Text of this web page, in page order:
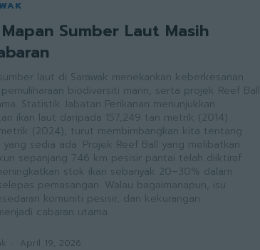
Sumber Laut Masih
laut di Sarawak menekankan keberkesanan
biodiversiti marin, serta projek Reef Ball
ikan laut daripada 157,249 tan metrik (2014)
(2024), turut membimbangkan kita tentang
sedia ada. Projek Reef Ball yang melibatkan
sepanjang 746 km pesisir pantai telah diiktiraf
stok ikan sebanyak 20–30% dalam
pemasangan. Walau bagaimanapun, isu
komuniti pesisir, dan kekurangan
cabaran utama.
April 19, 2026